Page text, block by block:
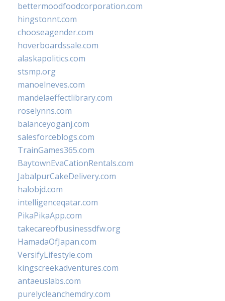
bettermoodfoodcorporation.com
hingstonnt.com
chooseagender.com
hoverboardssale.com
alaskapolitics.com
stsmp.org
manoelneves.com
mandelaeffectlibrary.com
roselynns.com
balanceyoganj.com
salesforceblogs.com
TrainGames365.com
BaytownEvaCationRentals.com
JabalpurCakeDelivery.com
halobjd.com
intelligenceqatar.com
PikaPikaApp.com
takecareofbusinessdfw.org
HamadaOfJapan.com
VersifyLifestyle.com
kingscreekadventures.com
antaeuslabs.com
purelycleanchemdry.com